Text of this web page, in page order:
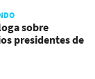
sobre
presidentes de